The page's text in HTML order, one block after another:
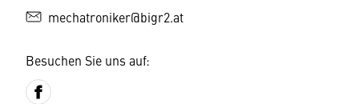
mechatroniker@bigr2.at
Besuchen Sie uns auf: